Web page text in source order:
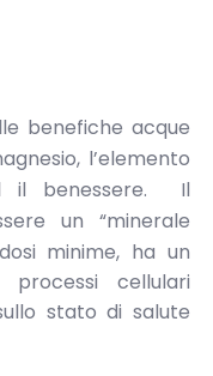
benefiche acque
l’elemento
il benessere. Il
un “minerale
minime, ha un
cellulari
stato di salute